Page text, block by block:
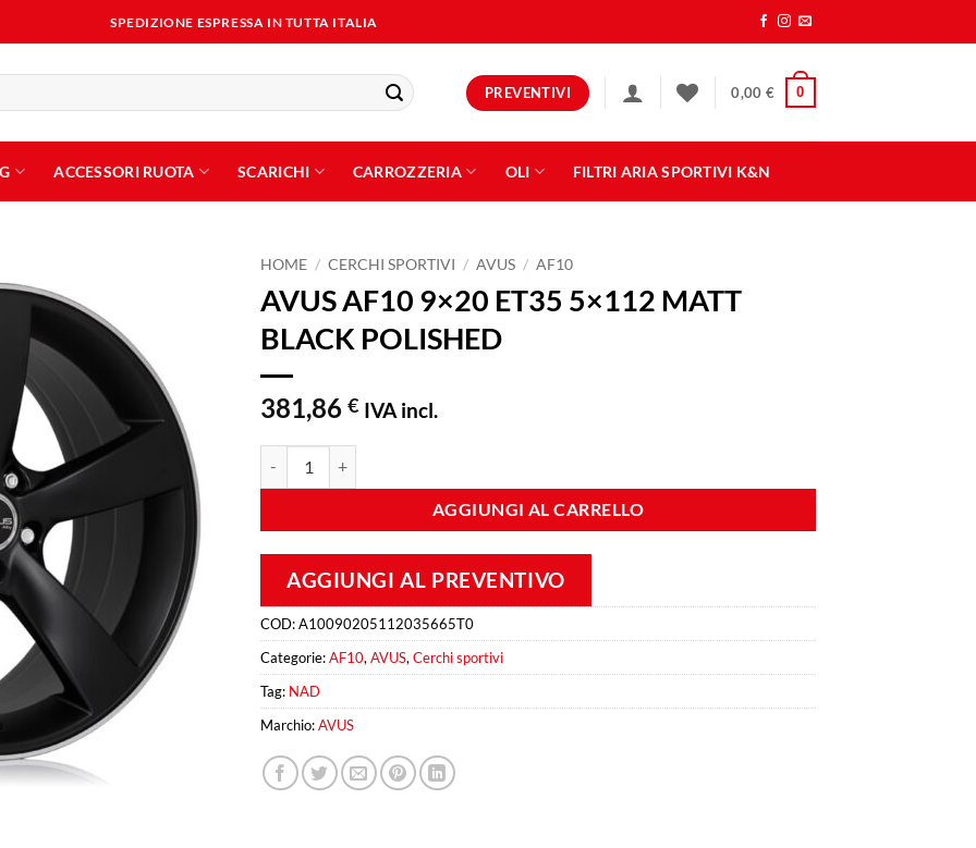
SPEDIZIONE ESPRESSA IN TUTTA ITALIA
PREVENTIVI 0,00 € 0
ACCESSORI RUOTA SCARICHI CARROZZERIA OLI FILTRI ARIA SPORTIVI K&N
desideri
HOME / CERCHI SPORTIVI / AVUS / AF10
AVUS AF10 9×20 ET35 5×112 MATT
BLACK POLISHED
381,86 € IVA incl.
AGGIUNGI AL CARRELLO
AGGIUNGI AL PREVENTIVO
COD:A10090205112035665T0
Categorie:AF10, AVUS, Cerchi sportivi
Tag: NAD
Marchio:AVUS